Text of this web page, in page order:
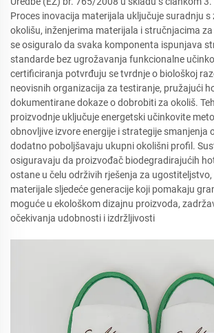
Proces inovacija materijala uključuje suradnju
okolišu, inženjerima materijala i stručnjacima
se osiguralo da svaka komponenta ispunjava
standarde bez ugrožavanja funkcionalne
certificiranja potvrđuju se tvrdnje o biološkoj
neovisnih organizacija za testiranje, pružajući
dokumentirane dokaze o dobrobiti za okoliš.
proizvodnje uključuje energetski učinkovite
obnovljive izvore energije i strategije smanjenja
dodatno poboljšavaju ukupni okolišni profil.
osiguravaju da proizvođač biodegradirajućih
ostane u čelu održivih rješenja za
materijale sljedeće generacije koji pomakaju
moguće u ekološkom dizajnu proizvoda,
očekivanja udobnosti i izdržljivosti